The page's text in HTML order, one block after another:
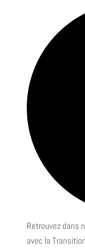
Retrouvez dans
avec la